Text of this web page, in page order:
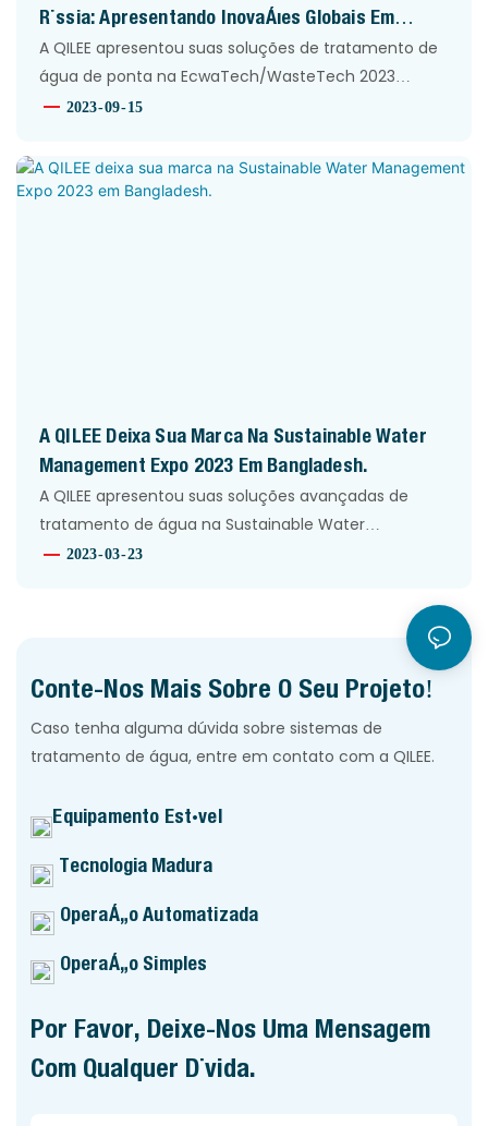
Rússia: Apresentando Inovações Globais Em
Tratamento De Água
A QILEE apresentou suas soluções de tratamento de
água de ponta na EcwaTech/WasteTech 2023
Rússia, interagindo com parceiros globais e
mercado internacional.
2023 09 15
A QILEE Deixa Sua Marca Na Sustainable Water
Management Expo 2023 Em Bangladesh.
A QILEE apresentou suas soluções avançadas de
tratamento de água na Sustainable Water
Management Expo 2023 em Bangladesh,
compromisso com a sustentabilidade hídrica local.
2023 03 23
Conte-Nos Mais Sobre O Seu Projeto!
Caso tenha alguma dúvida sobre sistemas de
tratamento de água, entre em contato com a QILEE.
Equipamento Estável
Tecnologia Madura
Operação Automatizada
Operação Simples
Por Favor, Deixe-Nos Uma Mensagem
Com Qualquer Dúvida.